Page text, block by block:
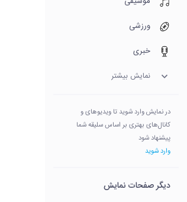
ورزشی
خبری
نمایش بیشتر
در نمایش وارد شوید تا ویدیوهای و
کانال‌های بهتری بر اساس سلیقه شما
پیشنهاد شود
وارد شوید
دیگر صفحات نمایش